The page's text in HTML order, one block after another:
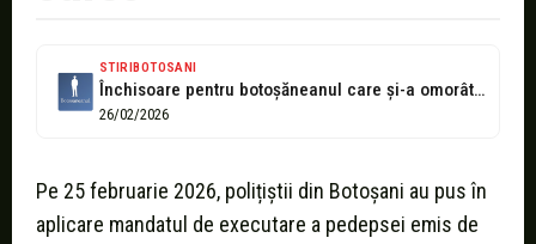
STIRIBOTOSANI
Închisoare pentru botoșăneanul care și-a omorât și incendiat câinele din curte!
26/02/2026
Pe 25 februarie 2026, polițiștii din Botoșani au pus în
aplicare mandatul de executare a pedepsei emis de